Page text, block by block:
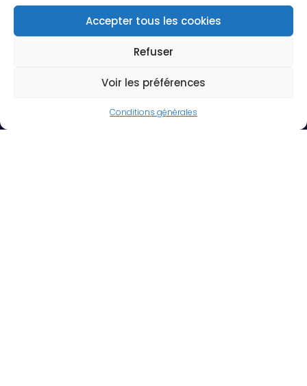
Accepter tous les cookies
Refuser
Voir les préférences
Conditions générales
Résultats obtenus :
Site en ligne depuis trop peu de temps pour voir les effets de la
stratégie SEO
Voir le site